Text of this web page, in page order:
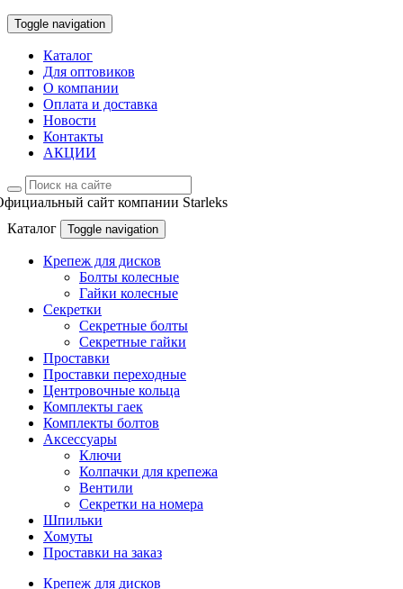
Toggle navigation
Каталог
Для оптовиков
О компании
Оплата и доставка
Новости
Контакты
АКЦИИ
сайт компании Starleks
Каталог
Toggle navigation
Крепеж для дисков
Болты колесные
Гайки колесные
Секретки
Секретные болты
Секретные гайки
Проставки
Проставки переходные
Центровочные кольца
Комплекты гаек
Комплекты болтов
Аксессуары
Ключи
Колпачки для крепежа
Вентили
Секретки на номера
Шпильки
Хомуты
Проставки на заказ
Крепеж для дисков